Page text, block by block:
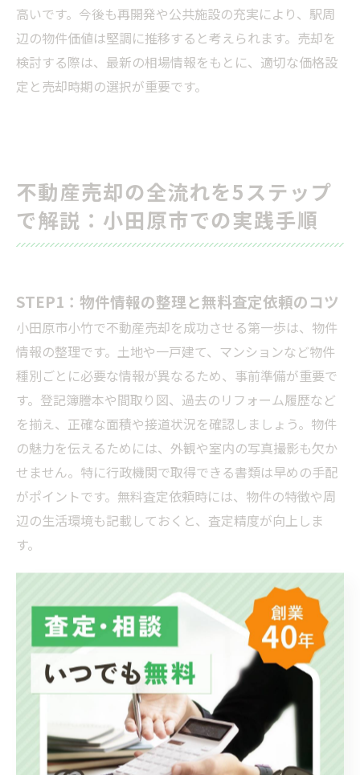
高いです。今後も再開発や公共施設の充実により、駅周
辺の物件価値は堅調に推移すると考えられます。売却を
検討する際は、最新の相場情報をもとに、適切な価格設
定と売却時期の選択が重要です。
不動産売却の全流れを5ステップ
で解説：小田原市での実践手順
STEP1：物件情報の整理と無料査定依頼のコツ
小田原市小竹で不動産売却を成功させる第一歩は、物件
情報の整理です。土地や一戸建て、マンションなど物件
種別ごとに必要な情報が異なるため、事前準備が重要で
す。登記簿謄本や間取り図、過去のリフォーム履歴など
を揃え、正確な面積や接道状況を確認しましょう。物件
の魅力を伝えるためには、外観や室内の写真撮影も欠か
せません。特に行政機関で取得できる書類は早めの手配
がポイントです。無料査定依頼時には、物件の特徴や周
辺の生活環境も記載しておくと、査定精度が向上しま
す。
査定依頼時の物件情報記載チェックリスト
内容の例
所在地
小田原市小竹〇〇番地
150㎡（公簿・実測どちらか明記）
建物面積
95㎡（一戸建ての場合）